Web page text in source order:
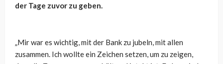
der Tage zuvor zu geben.
„Mir war es wichtig, mit der Bank zu jubeln, mit allen
zusammen. Ich wollte ein Zeichen setzen, um zu zeigen,